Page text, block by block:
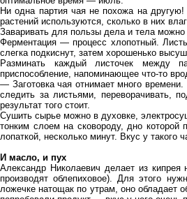
Ни одна партия чая не похожа на
растений используются, сколько в них
Заваривать для пользы дела и тела
Ферментация — процесс хлопотный.
слегка подкиснут, затем хорошенько
Разминать каждый листочек между
приспособление, напоминающее что-то
— Заготовка чая отнимает много
следить за листьями, переворачивать,
результат того стоит.
Сушить сырье можно в духовке,
тонким слоем на сковороду, дно
лопаткой, несколько минут. Вкус у такого
И масло, и пух
Александр Николаевич делает из кипрея
производят облепиховое). Для этого
ложечке натощак по утрам, оно